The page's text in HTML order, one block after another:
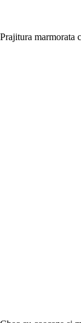
Prajitura marmorata